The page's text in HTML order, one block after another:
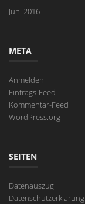
Juni 2016
META
Anmelden
Eintrags-Feed
Kommentar-Feed
WordPress.org
SEITEN
Datenauszug
Datenschutzerklärung